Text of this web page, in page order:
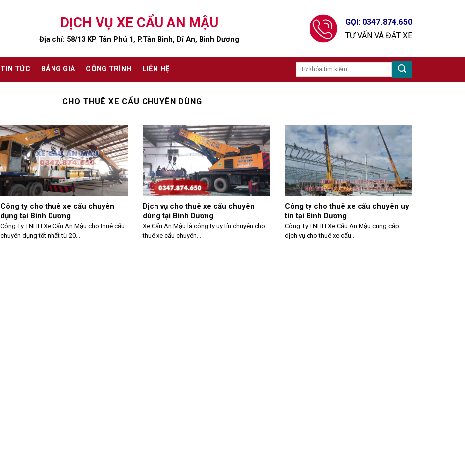
DỊCH VỤ XE CẨU AN MẬU
Địa chỉ: 58/13 KP Tân Phú 1, P.Tân Bình, Dĩ An, Bình Dương
GỌI: 0347.874.650
TƯ VẤN VÀ ĐẶT XE
TIN TỨC BẢNG GIÁ CÔNG TRÌNH LIÊN HỆ
CHO THUÊ XE CẨU CHUYÊN DÙNG
Công ty cho thuê xe cẩu chuyên
dụng tại Bình Dương
Công Ty TNHH Xe Cẩu An Mậu cho thuê cẩu
chuyên dụng tốt nhất từ 20...
Dịch vụ cho thuê xe cẩu chuyên
dùng tại Bình Dương
Xe Cẩu An Mậu là công ty uy tín chuyên cho
thuê xe cẩu chuyên...
Công ty cho thuê xe cẩu chuyên uy
tín tại Bình Dương
Công Ty TNHH Xe Cẩu An Mậu cung cấp
dịch vụ cho thuê xe cẩu...